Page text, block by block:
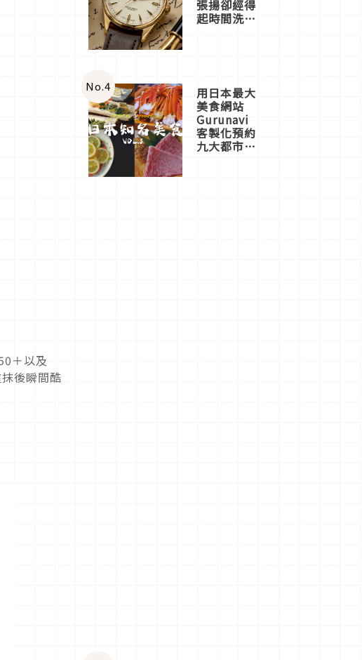
＋以及
後瞬間酷
張揚卻經得
起時間洗鍊
No.4 用日本最大
美食網站
Gurunavi
客製化預約
九大都市餐